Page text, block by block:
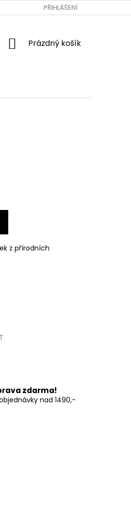
OBCHODNÍ PODMÍNKY
PŘIHLÁŠENÍ
NÁKUPNÍ
Prázdný košík
z přírodních
zdarma!
nad 1490,-